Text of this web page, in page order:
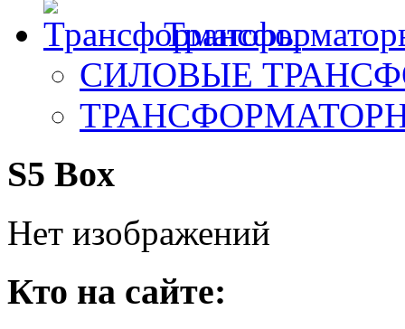
СИЛОВЫЕ
S5 Box
Нет изображений
Кто на сайте: